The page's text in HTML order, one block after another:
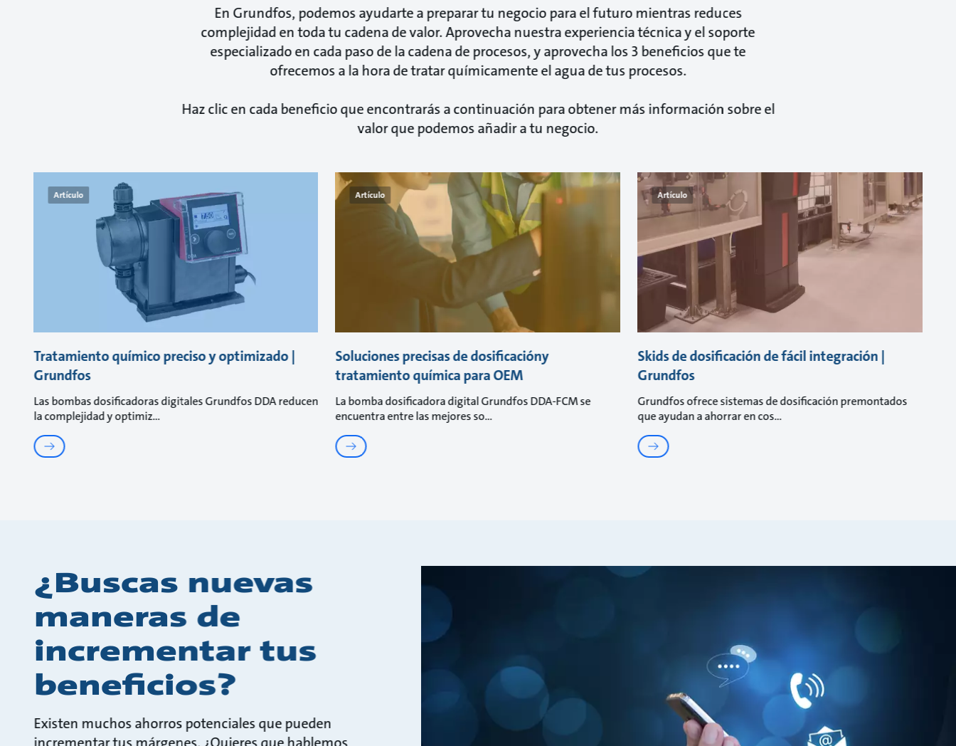
En Grundfos, podemos ayudarte a preparar tu negocio para el futuro mientras reduces
complejidad en toda tu cadena de valor. Aprovecha nuestra experiencia técnica y el soporte
especializado en cada paso de la cadena de procesos, y aprovecha los 3 beneficios que te
ofrecemos a la hora de tratar químicamente el agua de tus procesos.
Haz clic en cada beneficio que encontrarás a continuación para obtener más información sobre el
valor que podemos añadir a tu negocio.
Artículo
Tratamiento químico preciso y optimizado |
Grundfos
Las bombas dosificadoras digitales Grundfos DDA reducen
la complejidad y optimiz
Artículo
Soluciones precisas de dosificacióny
tratamiento química para OEM
La bomba dosificadora digital Grundfos DDA-FCM se
encuentra entre las mejores so
Artículo
Skids de dosificación de fácil integración |
Grundfos
Grundfos ofrece sistemas de dosificación premontados
que ayudan a ahorrar en cos
¿Buscas nuevas
maneras de
incrementar tus
beneficios?
Existen muchos ahorros potenciales que pueden